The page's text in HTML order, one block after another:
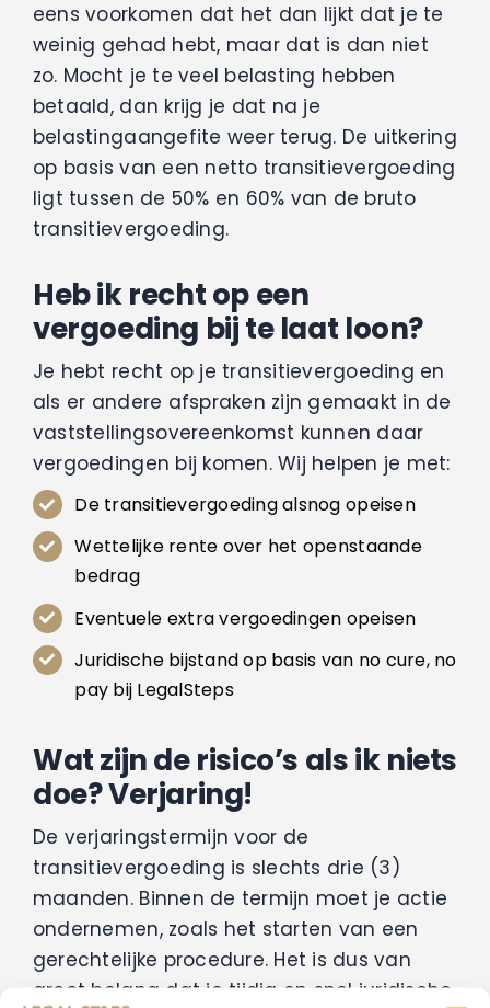
eens voorkomen dat het dan lijkt dat je te
weinig gehad hebt, maar dat is dan niet
zo. Mocht je te veel belasting hebben
betaald, dan krijg je dat na je
belastingaangefite weer terug. De uitkering
op basis van een netto transitievergoeding
ligt tussen de 50% en 60% van de bruto
transitievergoeding.
Heb ik recht op een
vergoeding bij te laat loon?
Je hebt recht op je transitievergoeding en
als er andere afspraken zijn gemaakt in de
vaststellingsovereenkomst kunnen daar
vergoedingen bij komen. Wij helpen je met:
De transitievergoeding alsnog opeisen
Wettelijke rente over het openstaande
bedrag
Eventuele extra vergoedingen opeisen
Juridische bijstand op basis van no cure, no
pay bij LegalSteps
Wat zijn de risico’s als ik niets
doe? Verjaring!
De verjaringstermijn voor de
transitievergoeding is slechts drie (3)
maanden. Binnen de termijn moet je actie
ondernemen, zoals het starten van een
gerechtelijke procedure. Het is dus van
groot belang dat je tijdig en snel juridische